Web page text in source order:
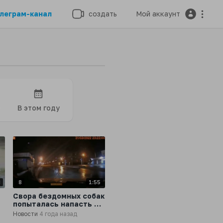
канал создать Мой аккаунт
В этом году
8 1:55
Свора бездомных собак
попыталась напасть на
супружескую пару
Новости 4 года назад